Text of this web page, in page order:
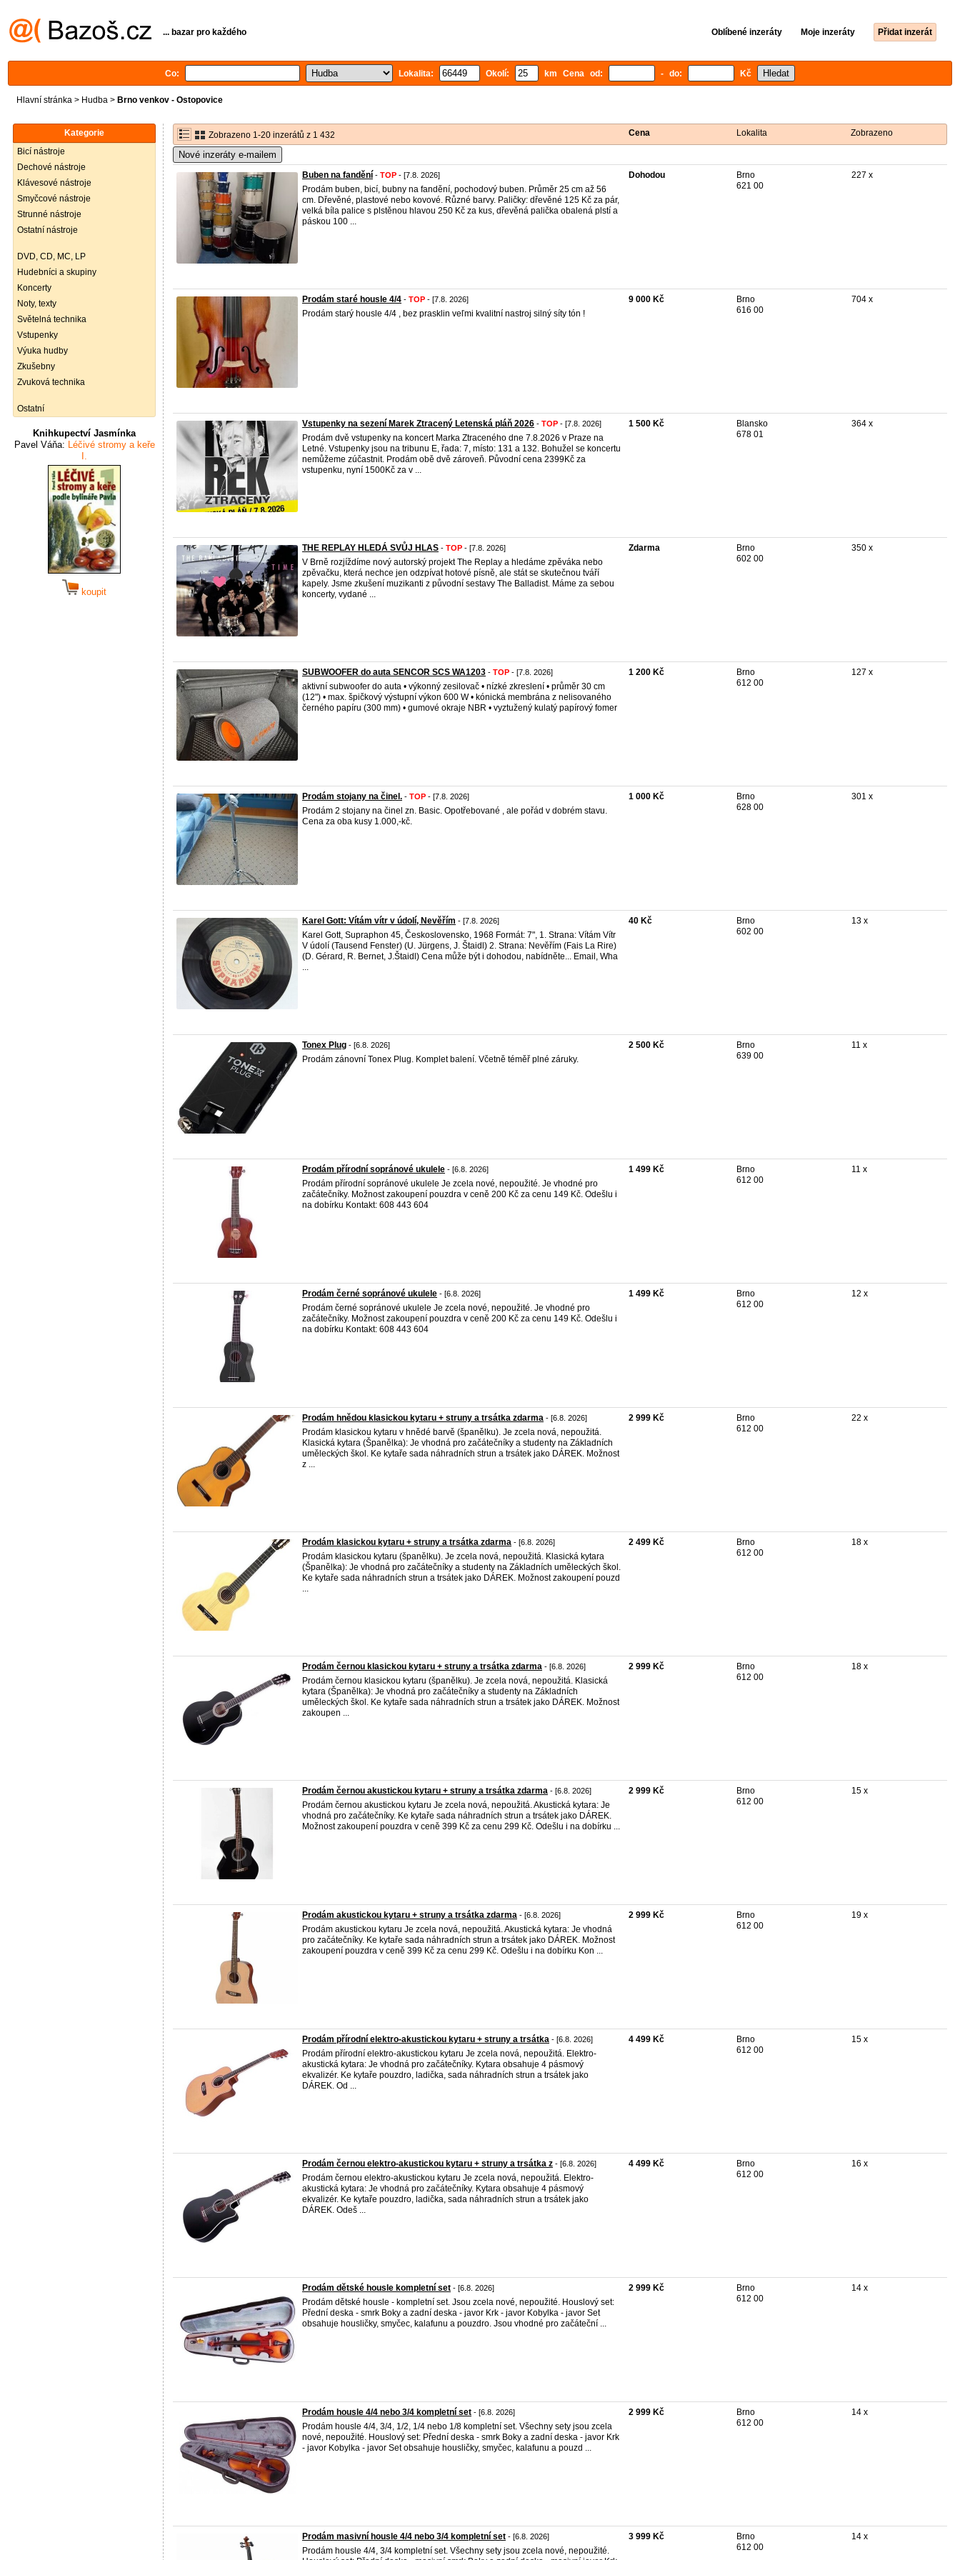
... bazar pro každého Oblíbené inzeráty Moje inzeráty Přidat inzerát
Co: Lokalita: Okolí: km Cena od: - do: Kč
Hlavní stránka > Hudba > Brno venkov - Ostopovice
Kategorie
Bicí nástroje
Dechové nástroje
Klávesové nástroje
Smyčcové nástroje
Strunné nástroje
Ostatní nástroje
DVD, CD, MC, LP
Hudebníci a skupiny
Koncerty
Noty, texty
Světelná technika
Vstupenky
Výuka hudby
Zkušebny
Zvuková technika
Ostatní
Knihkupectví Jasmínka
Pavel Váňa: Léčivé stromy a keře
I.
koupit
Zobrazeno 1-20 inzerátů z 1 432 Cena Lokalita Zobrazeno
Nové inzeráty e-mailem
Buben na fandění - TOP - [7.8. 2026]
Prodám buben, bicí, bubny na fandění, pochodový buben. Průměr 25 cm až 56
cm. Dřevěné, plastové nebo kovové. Různé barvy. Paličky: dřevěné 125 Kč za pár,
velká bíla palice s plstěnou hlavou 250 Kč za kus, dřevěná palička obalená plstí a
páskou 100 ...
Dohodou
Brno
621 00
227 x
Prodám staré housle 4/4 - TOP - [7.8. 2026]
Prodám starý housle 4/4 , bez prasklin veľmi kvalitní nastroj silný síty tón !
9 000 Kč
Brno
616 00
704 x
Vstupenky na sezení Marek Ztracený Letenská pláň 2026 - TOP - [7.8. 2026]
Prodám dvě vstupenky na koncert Marka Ztraceného dne 7.8.2026 v Praze na
Letné. Vstupenky jsou na tribunu E, řada: 7, místo: 131 a 132. Bohužel se koncertu
nemůžeme zúčastnit. Prodám obě dvě zároveň. Původní cena 2399Kč za
vstupenku, nyní 1500Kč za v ...
1 500 Kč
Blansko
678 01
364 x
THE REPLAY HLEDÁ SVŮJ HLAS - TOP - [7.8. 2026]
V Brně rozjíždíme nový autorský projekt The Replay a hledáme zpěváka nebo
zpěvačku, která nechce jen odzpívat hotové písně, ale stát se skutečnou tváří
kapely. Jsme zkušení muzikanti z původní sestavy The Balladist. Máme za sebou
koncerty, vydané ...
Zdarma
Brno
602 00
350 x
SUBWOOFER do auta SENCOR SCS WA1203 - TOP - [7.8. 2026]
aktivní subwoofer do auta • výkonný zesilovač • nízké zkreslení • průměr 30 cm
(12") • max. špičkový výstupní výkon 600 W • kónická membrána z nelisovaného
černého papíru (300 mm) • gumové okraje NBR • vyztužený kulatý papírový fomer
1 200 Kč
Brno
612 00
127 x
Prodám stojany na činel. - TOP - [7.8. 2026]
Prodám 2 stojany na činel zn. Basic. Opotřebované , ale pořád v dobrém stavu.
Cena za oba kusy 1.000,-kč.
1 000 Kč
Brno
628 00
301 x
Karel Gott: Vítám vítr v údolí, Nevěřím - [7.8. 2026]
Karel Gott, Supraphon 45, Československo, 1968 Formát: 7", 1. Strana: Vítám Vítr
V údolí (Tausend Fenster) (U. Jürgens, J. Štaidl) 2. Strana: Nevěřím (Fais La Rire)
(D. Gérard, R. Bernet, J.Štaidl) Cena může být i dohodou, nabídněte... Email, Wha
...
40 Kč
Brno
602 00
13 x
Tonex Plug - [6.8. 2026]
Prodám zánovní Tonex Plug. Komplet balení. Včetně téměř plné záruky.
2 500 Kč
Brno
639 00
11 x
Prodám přírodní sopránové ukulele - [6.8. 2026]
Prodám přírodní sopránové ukulele Je zcela nové, nepoužité. Je vhodné pro
začátečníky. Možnost zakoupení pouzdra v ceně 200 Kč za cenu 149 Kč. Odešlu i
na dobírku Kontakt: 608 443 604
1 499 Kč
Brno
612 00
11 x
Prodám černé sopránové ukulele - [6.8. 2026]
Prodám černé sopránové ukulele Je zcela nové, nepoužité. Je vhodné pro
začátečníky. Možnost zakoupení pouzdra v ceně 200 Kč za cenu 149 Kč. Odešlu i
na dobírku Kontakt: 608 443 604
1 499 Kč
Brno
612 00
12 x
Prodám hnědou klasickou kytaru + struny a trsátka zdarma - [6.8. 2026]
Prodám klasickou kytaru v hnědé barvě (španělku). Je zcela nová, nepoužitá.
Klasická kytara (Španělka): Je vhodná pro začátečníky a studenty na Základních
uměleckých škol. Ke kytaře sada náhradních strun a trsátek jako DÁREK. Možnost
z ...
2 999 Kč
Brno
612 00
22 x
Prodám klasickou kytaru + struny a trsátka zdarma - [6.8. 2026]
Prodám klasickou kytaru (španělku). Je zcela nová, nepoužitá. Klasická kytara
(Španělka): Je vhodná pro začátečníky a studenty na Základních uměleckých škol.
Ke kytaře sada náhradních strun a trsátek jako DÁREK. Možnost zakoupení pouzd
...
2 499 Kč
Brno
612 00
18 x
Prodám černou klasickou kytaru + struny a trsátka zdarma - [6.8. 2026]
Prodám černou klasickou kytaru (španělku). Je zcela nová, nepoužitá. Klasická
kytara (Španělka): Je vhodná pro začátečníky a studenty na Základních
uměleckých škol. Ke kytaře sada náhradních strun a trsátek jako DÁREK. Možnost
zakoupen ...
2 999 Kč
Brno
612 00
18 x
Prodám černou akustickou kytaru + struny a trsátka zdarma - [6.8. 2026]
Prodám černou akustickou kytaru Je zcela nová, nepoužitá. Akustická kytara: Je
vhodná pro začátečníky. Ke kytaře sada náhradních strun a trsátek jako DÁREK.
Možnost zakoupení pouzdra v ceně 399 Kč za cenu 299 Kč. Odešlu i na dobírku ...
2 999 Kč
Brno
612 00
15 x
Prodám akustickou kytaru + struny a trsátka zdarma - [6.8. 2026]
Prodám akustickou kytaru Je zcela nová, nepoužitá. Akustická kytara: Je vhodná
pro začátečníky. Ke kytaře sada náhradních strun a trsátek jako DÁREK. Možnost
zakoupení pouzdra v ceně 399 Kč za cenu 299 Kč. Odešlu i na dobírku Kon ...
2 999 Kč
Brno
612 00
19 x
Prodám přírodní elektro-akustickou kytaru + struny a trsátka - [6.8. 2026]
Prodám přírodní elektro-akustickou kytaru Je zcela nová, nepoužitá. Elektro-
akustická kytara: Je vhodná pro začátečníky. Kytara obsahuje 4 pásmový
ekvalizér. Ke kytaře pouzdro, ladička, sada náhradních strun a trsátek jako
DÁREK. Od ...
4 499 Kč
Brno
612 00
15 x
Prodám černou elektro-akustickou kytaru + struny a trsátka z - [6.8. 2026]
Prodám černou elektro-akustickou kytaru Je zcela nová, nepoužitá. Elektro-
akustická kytara: Je vhodná pro začátečníky. Kytara obsahuje 4 pásmový
ekvalizér. Ke kytaře pouzdro, ladička, sada náhradních strun a trsátek jako
DÁREK. Odeš ...
4 499 Kč
Brno
612 00
16 x
Prodám dětské housle kompletní set - [6.8. 2026]
Prodám dětské housle - kompletní set. Jsou zcela nové, nepoužité. Houslový set:
Přední deska - smrk Boky a zadní deska - javor Krk - javor Kobylka - javor Set
obsahuje housličky, smyčec, kalafunu a pouzdro. Jsou vhodné pro začáteční ...
2 999 Kč
Brno
612 00
14 x
Prodám housle 4/4 nebo 3/4 kompletní set - [6.8. 2026]
Prodám housle 4/4, 3/4, 1/2, 1/4 nebo 1/8 kompletní set. Všechny sety jsou zcela
nové, nepoužité. Houslový set: Přední deska - smrk Boky a zadní deska - javor Krk
- javor Kobylka - javor Set obsahuje housličky, smyčec, kalafunu a pouzd ...
2 999 Kč
Brno
612 00
14 x
Prodám masivní housle 4/4 nebo 3/4 kompletní set - [6.8. 2026]
Prodám housle 4/4, 3/4 kompletní set. Všechny sety jsou zcela nové, nepoužité.
3 999 Kč
Brno
612 00
14 x